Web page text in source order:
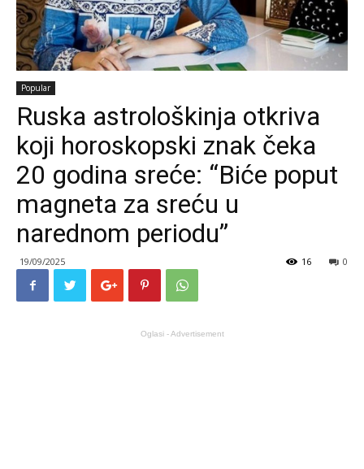
Popular
Ruska astrološkinja otkriva
koji horoskopski znak čeka
20 godina sreće: “Biće poput
magneta za sreću u
narednom periodu”
19/09/2025 0
16
Oglasi - Advertisement